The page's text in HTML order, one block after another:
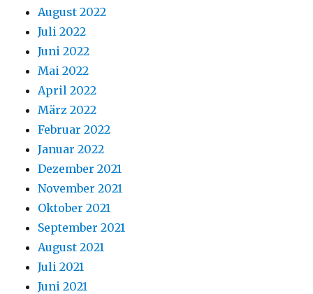
August 2022
Juli 2022
Juni 2022
Mai 2022
April 2022
März 2022
Februar 2022
Januar 2022
Dezember 2021
November 2021
Oktober 2021
September 2021
August 2021
Juli 2021
Juni 2021